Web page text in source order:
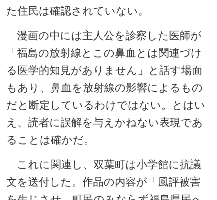
た住民は確認されていない。
漫画の中には主人公を診察した医師が
「福島の放射線とこの鼻血とは関連づけ
る医学的知見がありません」と話す場面
もあり、鼻血を放射線の影響によるもの
だと断定しているわけではない。とはい
え、読者に誤解を与えかねない表現であ
ることは確かだ。
これに関連し、双葉町は小学館に抗議
文を送付した。作品の内容が「風評被害